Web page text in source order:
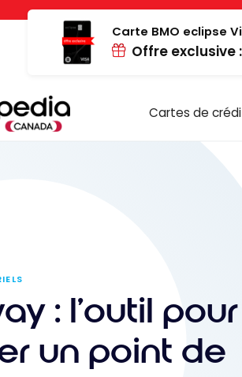
des cookies
Carte BMO eclipse
Offre exclusive
Cartes de
: l’outil pour
un point de